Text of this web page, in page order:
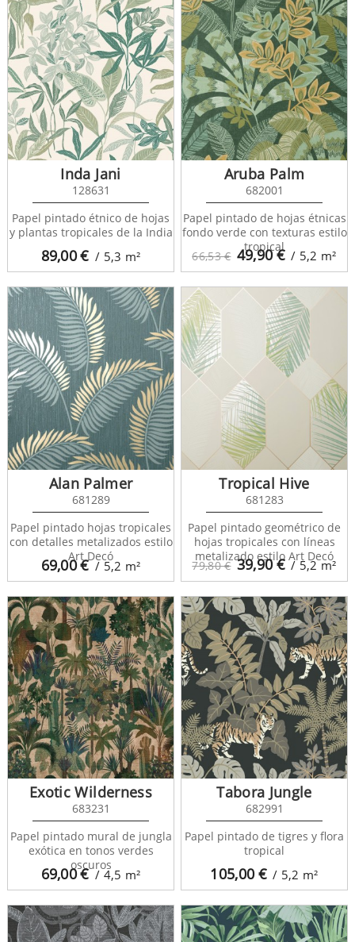
89,00€ / 5,3 m²
Inda Jani
128631
Papel pintado étnico de hojas
y plantas tropicales de la India
66,53 € 49,90€ / 5,2 m²
Aruba Palm
682001
Papel pintado de hojas étnicas
fondo verde con texturas estilo
tropical
69,00€ / 5,2 m²
Alan Palmer
681289
Papel pintado hojas tropicales
con detalles metalizados estilo
Art Decó
79,80 € 39,90€ / 5,2m²
Tropical Hive
681283
Papel pintado geométrico de
hojas tropicales con líneas
metalizado estilo Art Decó
69,00€ / 4,5 m²
Exotic Wilderness
683231
Papel pintado mural de jungla
exótica en tonos verdes
oscuros
105,00€ / 5,2 m²
Tabora Jungle
682991
Papel pintado de tigres y flora
tropical